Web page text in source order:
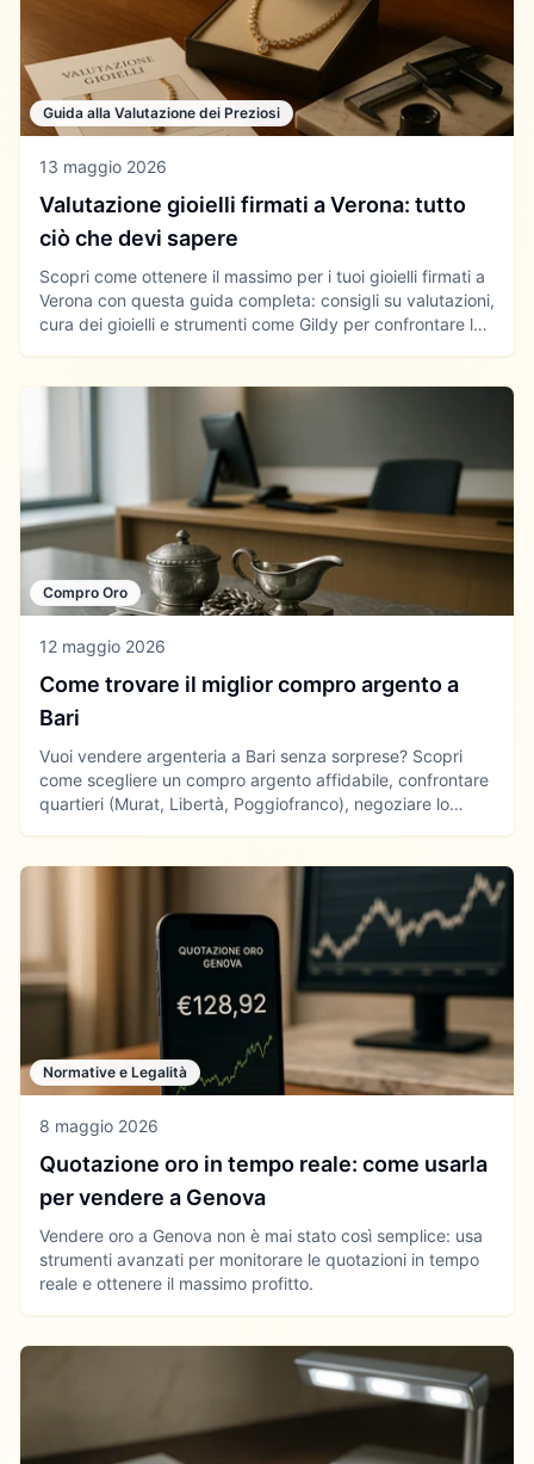
Guida alla Valutazione dei Preziosi
13 maggio 2026
Valutazione gioielli firmati a Verona: tutto
ciò che devi sapere
Scopri come ottenere il massimo per i tuoi gioielli firmati a
Verona con questa guida completa: consigli su valutazioni,
cura dei gioielli e strumenti come Gildy per confrontare le
Compro Oro
12 maggio 2026
Come trovare il miglior compro argento a
Bari
Vuoi vendere argenteria a Bari senza sorprese? Scopri
come scegliere un compro argento affidabile, confrontare
quartieri (Murat, Libertà, Poggiofranco), negoziare lo
Normative e Legalità
8 maggio 2026
Quotazione oro in tempo reale: come usarla
per vendere a Genova
Vendere oro a Genova non è mai stato così semplice: usa
strumenti avanzati per monitorare le quotazioni in tempo
reale e ottenere il massimo profitto.